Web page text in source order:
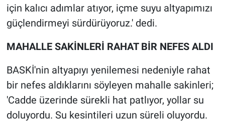
için kalıcı adımlar atıyor, içme suyu altyapımızı
güçlendirmeyi sürdürüyoruz.' dedi.
MAHALLE SAKİNLERİ RAHAT BİR NEFES ALDI
BASKİ'nin altyapıyı yenilemesi nedeniyle rahat
bir nefes aldıklarını söyleyen mahalle sakinleri;
'Cadde üzerinde sürekli hat patlıyor, yollar su
doluyordu. Su kesintileri uzun süreli oluyordu.